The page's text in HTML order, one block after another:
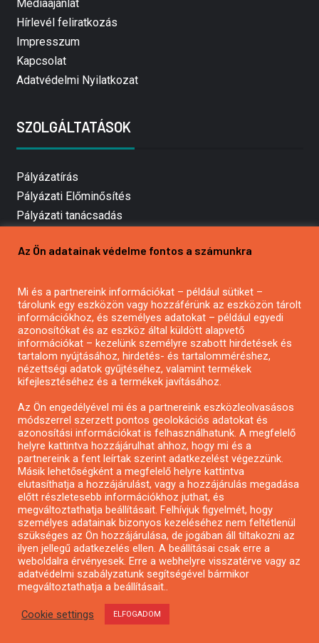
Médiaajánlat
Hírlevél feliratkozás
Impresszum
Kapcsolat
Adatvédelmi Nyilatkozat
SZOLGÁLTATÁSOK
Pályázatírás
Pályázati Előminősítés
Pályázati tanácsadás
Mezőgazdasági pályázatírás
Pályázatírás civil szervezeteknek
Pályázatírás önkormányzatoknak
Pályázatfigyelés
Specifikus pályázatfigyelés vagy hírlevél
Pályázatok magánszemélyeknek
Pályázatok civil szervezeteknek
Pályázatok vállalkozásoknak
Önkormányzati pályázatok
Mezőgazdasági pályázatok
Falusi turizmus pályázatok
Napelem pályázatok
GINOP pályázatok
Copyright © All rights reserved.
Az Ön adatainak védelme fontos a számunkra
Mi és a partnereink információkat – például sütiket –
tárolunk egy eszközön vagy hozzáférünk az eszközön tárolt
információkhoz, és személyes adatokat – például egyedi
azonosítókat és az eszköz által küldött alapvető
információkat – kezelünk személyre szabott hirdetések és
tartalom nyújtásához, hirdetés- és tartalomméréshez,
nézettségi adatok gyűjtéséhez, valamint termékek
kifejlesztéséhez és a termékek javításához.
Az Ön engedélyével mi és a partnereink eszközleolvasásos
módszerrel szerzett pontos geolokációs adatokat és
azonosítási információkat is felhasználhatunk. A megfelelő
helyre kattintva hozzájárulhat ahhoz, hogy mi és a
partnereink a fent leírtak szerint adatkezelést végezzünk.
Másik lehetőségként a megfelelő helyre kattintva
elutasíthatja a hozzájárulást, vagy a hozzájárulás megadása
előtt részletesebb információkhoz juthat, és
megváltoztathatja beállításait. Felhívjuk figyelmét, hogy
személyes adatainak bizonyos kezeléséhez nem feltétlenül
szükséges az Ön hozzájárulása, de jogában áll tiltakozni az
ilyen jellegű adatkezelés ellen. A beállításai csak erre a
weboldalra érvényesek. Erre a webhelyre visszatérve vagy az
adatvédelmi szabályzatunk segítségével bármikor
megváltoztathatja a beállításait..
Cookie settings ELFOGADOM